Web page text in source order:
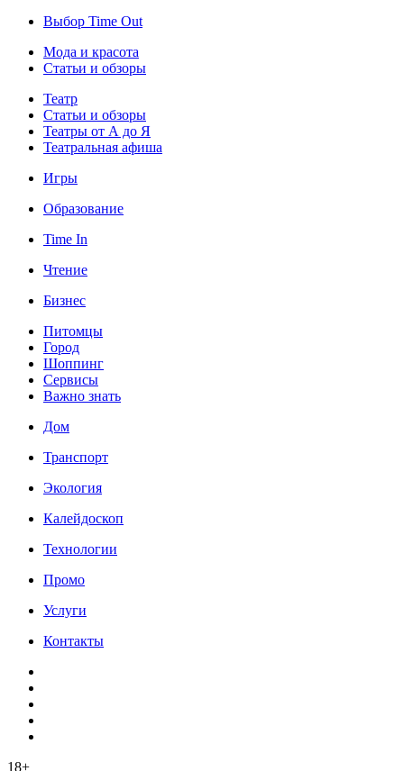
Выбор Time Out
Мода и красота
Статьи и обзоры
Театр
Статьи и обзоры
Театры от А до Я
Театральная афиша
Игры
Образование
Time In
Чтение
Бизнес
Питомцы
Город
Шоппинг
Сервисы
Важно знать
Дом
Транспорт
Экология
Калейдоскоп
Технологии
Промо
Услуги
Контакты
18+